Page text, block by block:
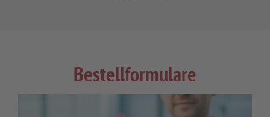
Bestellformulare